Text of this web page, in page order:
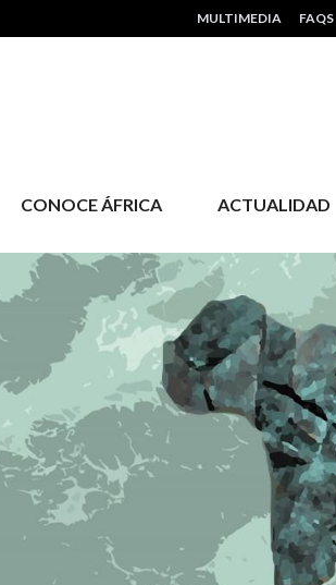
HEADER MENU
MULTIMEDIA FAQS
CONOCE ÁFRICA ACTUALIDAD